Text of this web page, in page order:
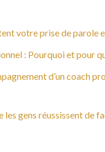
votre prise de parole
: Pourquoi et pour
d’un coach
les gens réussissent de